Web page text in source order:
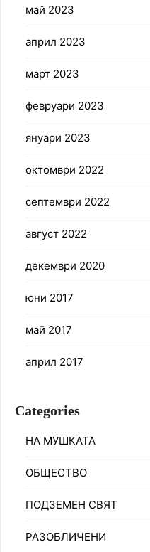
май 2023
април 2023
март 2023
февруари 2023
януари 2023
октомври 2022
септември 2022
август 2022
декември 2020
юни 2017
май 2017
април 2017
Categories
НА МУШКАТА
ОБЩЕСТВО
ПОДЗЕМЕН СВЯТ
РАЗОБЛИЧЕНИ